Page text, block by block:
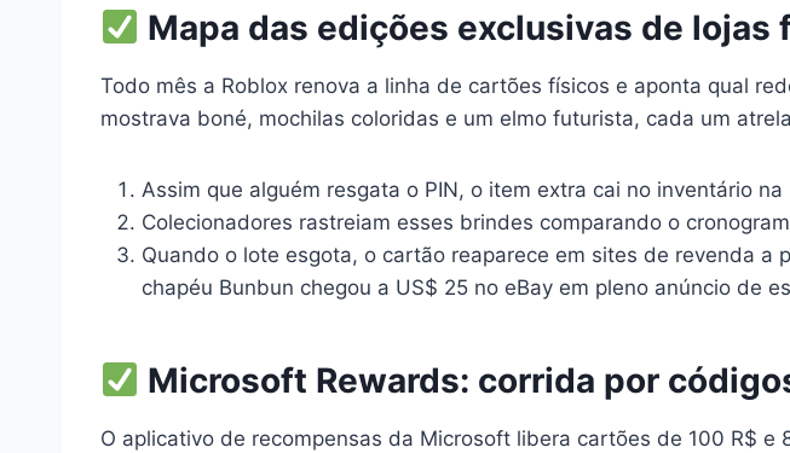
Mapa das edições exclusivas de lojas
Todo mês a Roblox renova a linha de cartões físicos e aponta qual
mostrava boné, mochilas coloridas e um elmo futurista, cada um
Assim que alguém resgata o PIN, o item extra cai no inventário
Colecionadores rastreiam esses brindes comparando o
Quando o lote esgota, o cartão reaparece em sites de revenda
chapéu Bunbun chegou a US$ 25 no eBay em pleno anúncio de
Microsoft Rewards: corrida por
O aplicativo de recompensas da Microsoft libera cartões de 100 R$